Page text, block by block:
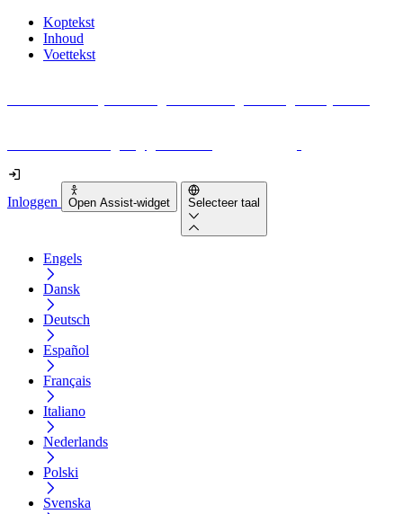
Koptekst
Inhoud
Voettekst
Inloggen Open Assist-widget Selecteer taal
Engels
Dansk
Deutsch
Español
Français
Italiano
Nederlands
Polski
Svenska